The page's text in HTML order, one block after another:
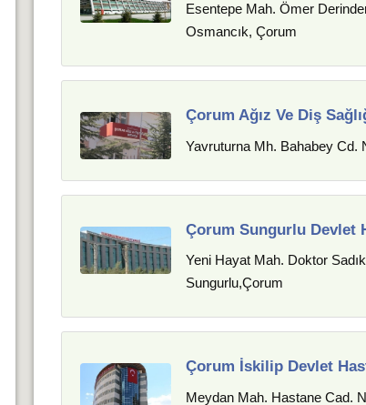
Esentepe Mah. Ömer
Osmancık, Çorum
Çorum Ağız Ve Diş
Yavruturna Mh. Bahabey Cd.
Çorum Sungurlu Devlet
Yeni Hayat Mah. Doktor
Sungurlu,Çorum
Çorum İskilip Devlet
Meydan Mah. Hastane Cad.